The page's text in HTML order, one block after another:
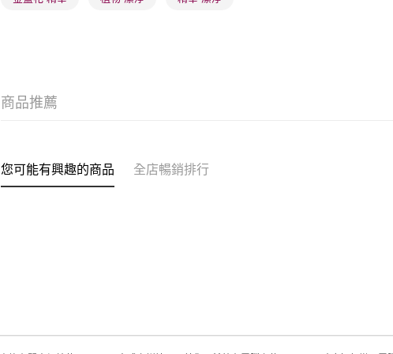
商品推薦
您可能有興趣的商品 全店暢銷排行